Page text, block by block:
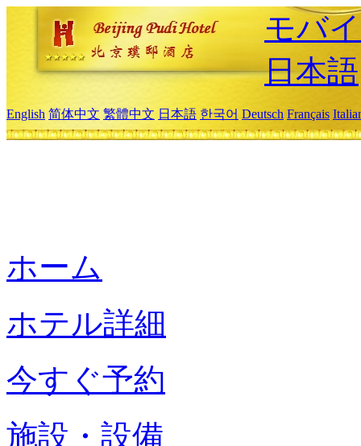
モバ
日本語
English 简体中文 繁體中文 日本語 한국어 Deutsch Français
ホーム
ホテル詳細
今すぐ予約
施設・設備